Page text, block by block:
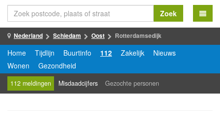
Zoek
Nederland Schiedam Oost Rotterdamsedijk
Home Tijdlijn Buurtinfo 112 Zakelijk
Nieuws
Wonen
Gezondheid
112 meldingen Misdaadcijfers Gezochte personen